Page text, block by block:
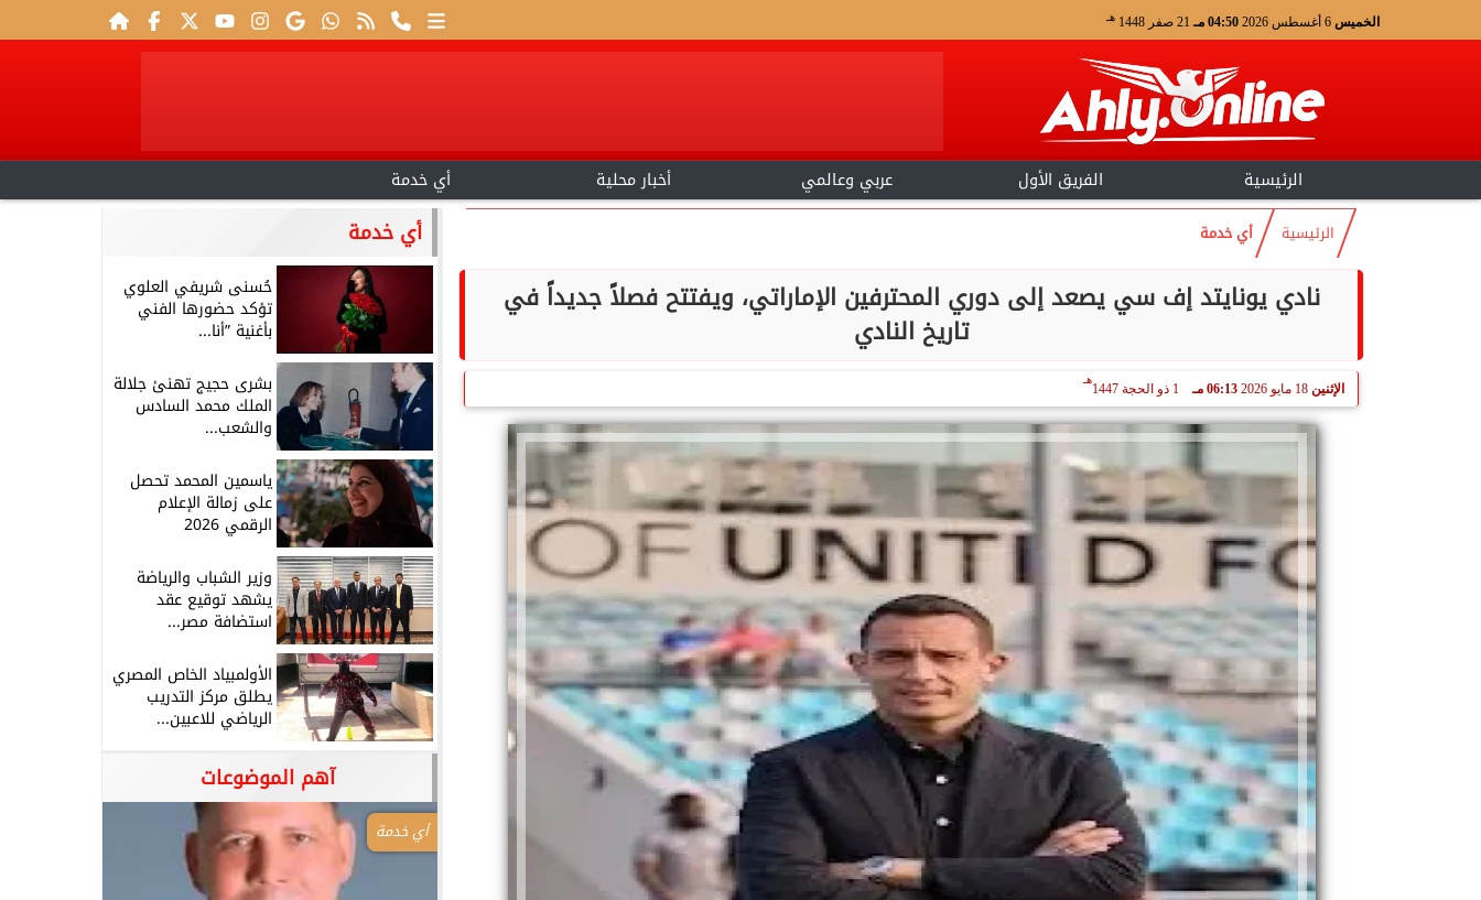
الخميس 04:50 مـ 21 صفر 1448 هـ
الرئيسية الفريق الأول عربي وعالمي أخبار محلية أي خدمة
الرئيسية أي خدمة
نادي يونايتد إف سي يصعد إلى دوري المحترفين الإماراتي، ويفتتح فصلاً جديداً في
تاريخ النادي
الإثنين 18 مايو 2026 06:13 مـ 1 ذو الحجة 1447
هـ
أي خدمة
حُسنى شريفي العلوي
تؤكد حضورها الفني
بأغنية ”أنا...
بشرى حجيج تهنئ جلالة
الملك محمد السادس
والشعب...
ياسمين المحمد تحصل
على زمالة الإعلام
الرقمي 2026
وزير الشباب والرياضة
يشهد توقيع عقد
استضافة مصر...
الأولمبياد الخاص المصري
يطلق مركز التدريب
الرياضي للاعبين...
آهم الموضوعات
أي خدمة